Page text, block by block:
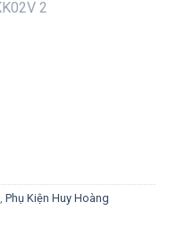
Phụ Kiện Huy Hoàng